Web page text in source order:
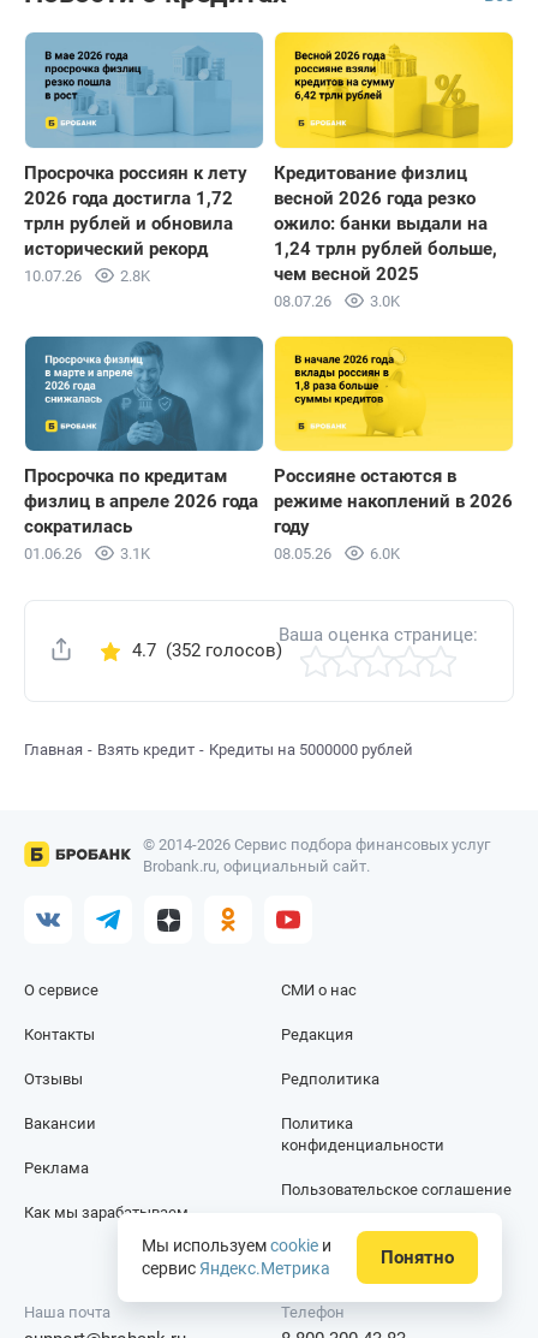
Просрочка россиян к лету
2026 года достигла 1,72
трлн рублей и обновила
исторический рекорд
10.07.26 2.8K
Кредитование физлиц
весной 2026 года резко
ожило: банки выдали на
1,24 трлн рублей больше,
чем весной 2025
08.07.26 3.0K
Просрочка по кредитам
физлиц в апреле 2026 года
сократилась
01.06.26 3.1K
Россияне остаются в
режиме накоплений в 2026
году
08.05.26 6.0K
Поделиться
4.7(352 голосов)
Ваша оценка странице:
Главная Взять кредит Кредиты на 5000000 рублей
© 2014-2026 Сервис подбора финансовых услуг
Brobank.ru, официальный сайт.
О сервисе
Контакты
Отзывы
СМИ о нас
Редакция
Редполитика
Вакансии
Реклама
Как мы зарабатываем
Политика
конфиденциальности
Пользовательское соглашение
Карта сайта
Наша почта Телефон
Мы используемcookie и
сервис Яндекс.Метрика Понятно